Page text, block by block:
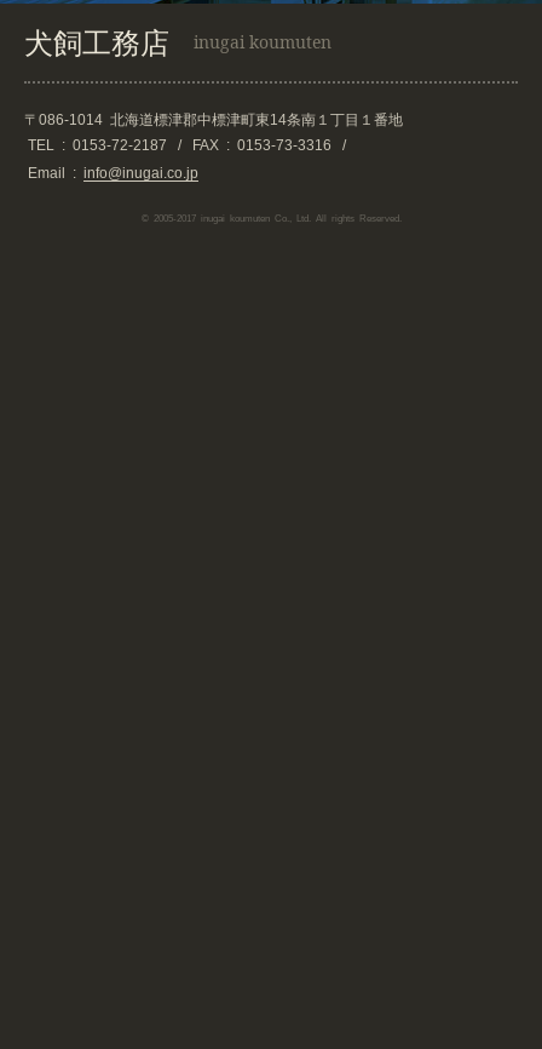
犬飼工務店 inugai koumuten
〒086-1014 北海道標津郡中標津町東14条南１丁目１番地
TEL : 0153-72-2187 / FAX : 0153-73-3316
/
Email : info@inugai.co.jp
© 2005-2017 inugai koumuten Co., Ltd. All rights Reserved.